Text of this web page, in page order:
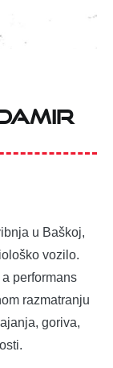
u Baškoj,
vozilo.
performans
razmatranju
goriva,